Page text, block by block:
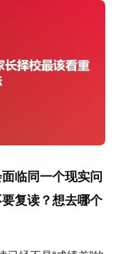
临同一个现实问
复读？想去哪个